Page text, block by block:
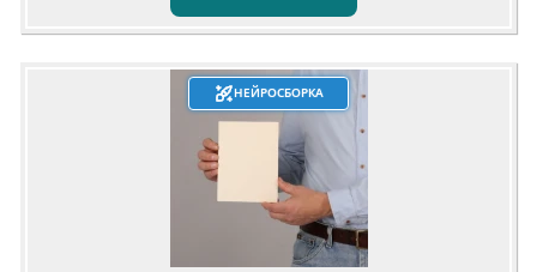
НЕЙРОСБОРКА